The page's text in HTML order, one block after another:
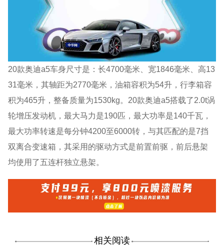
20款奥迪a5车身尺寸是：长4700毫米、宽1846毫米、高13
31毫米，其轴距为2770毫米，油箱容积为54升，行李箱容
积为465升，整备质量为1530kg。20款奥迪a5搭载了2.0t涡
轮增压发动机，最大马力是190匹，最大功率是140千瓦，
最大功率转速是每分钟4200至6000转，与其匹配的是7挡
双离合变速箱，其采用的驱动方式是前置前驱，前后悬架
均使用了五连杆独立悬架。
相关阅读